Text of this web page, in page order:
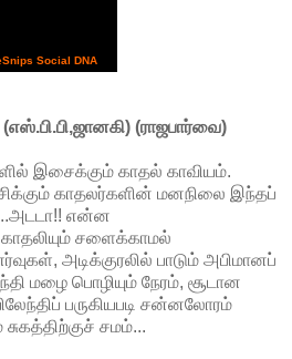
Social DNA
(ராஜபார்வை)
இசைக்கும் காதல் காவியம்.
காதலர்களின் மனநிலை இந்தப்
என்ன
சளைக்காமல்
அடிக்குரலில் பாடும் அபிமானப்
மழை பொழியும் நேரம், சூடான
பருகியபடி சன்னலோரம்
சமம்...